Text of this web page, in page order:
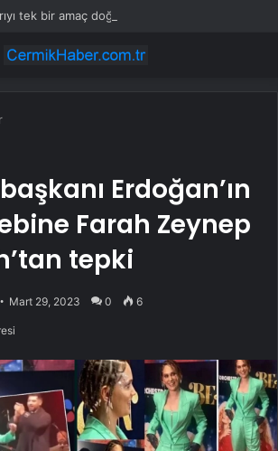
tek bir amaç doğaya saldılar
Erdoğan’ın
Farah Zeynep
tepki
Mart 29, 2023 0 6